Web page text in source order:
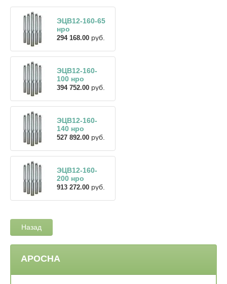
ЭЦВ12-160-65
нро
294 168.00 руб.
ЭЦВ12-160-
100 нро
394 752.00 руб.
ЭЦВ12-160-
140 нро
527 892.00 руб.
ЭЦВ12-160-
200 нро
913 272.00 руб.
Назад
АРОСНА